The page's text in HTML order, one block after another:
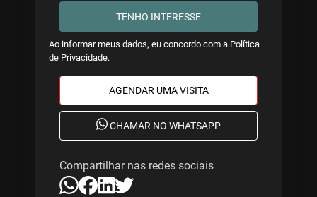
TENHO INTERESSE
Ao informar meus dados, eu concordo com a Política
de Privacidade.
AGENDAR UMA VISITA
CHAMAR NO WHATSAPP
Compartilhar nas redes sociais